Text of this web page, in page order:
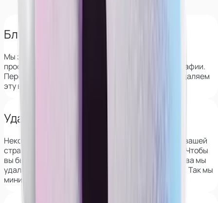
Блокируем поиск по лицу
Мы знаем все сервисы, которые позволяют найти
профиль девушки на вебкам-сайтах по её фотографии.
Перед началом сотрудничества мы полностью удаляем
эту возможность.
Удаляем из архивов VK
Некоторые веб-сайты сохраняют информацию о вашей
странице в ВК, в том числе фотографии и друзей. Чтобы
вы были защищены, перед началом сотрудничества мы
удалим эти данные со всех популярных сервисов. Так мы
минимизируем риск деанона.